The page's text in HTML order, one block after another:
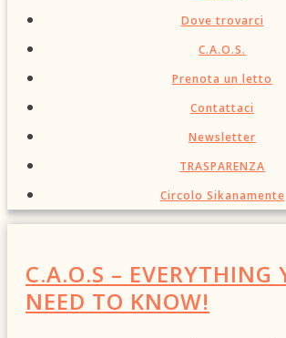
Dove trovarci
C.A.O.S.
Prenota un letto
Contattaci
Newsletter
TRASPARENZA
Circolo Sikanamente
C.A.O.S – EVERYTHING
NEED TO KNOW!